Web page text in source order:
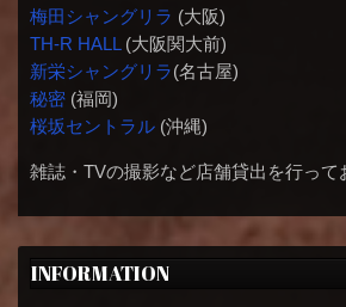
梅田シャングリラ (大阪)
TH-R HALL(大阪関大前)
新栄シャングリラ(名古屋)
秘密(福岡)
桜坂セントラル(沖縄)
雑誌・TVの撮影など店舗貸出を行って
INFORMATION